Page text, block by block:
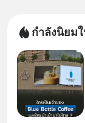
กำลังนิยม